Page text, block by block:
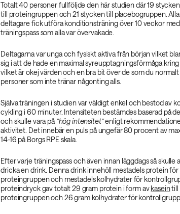
Totalt 40 personer fullföljde den här studien där 19
till proteingruppen och 21 stycken till placebogruppen. Alla
deltagare fick utföra konditionsträning över 10 veckor
träningspass som alla var övervakade.
Deltagarna var unga och fysiskt aktiva från början vilket
sig i att de hade en maximal syreupptagningsförmåga
vilket är okej värden och en bra bit över de som du
personer som inte tränar någonting alls.
Själva träningen i studien var väldigt enkel och bestod av
cykling i 60 minuter. Intensiteten bestämdes baserad på
och skulle vara på ”hög intensitet”enligt
aktivitet. Det innebär en puls på ungefär 80 procent av
14-16 på Borgs RPE skala.
Efter varje träningspass och även innan läggdags så skulle
dricka en drink. Denna drink innehöll mestadels protein för
proteingruppen och mestadels kolhydrater för
proteindryck gav totalt 29 gram protein i form avkaseintill
proteingruppen och 26 gram kolhydrater för